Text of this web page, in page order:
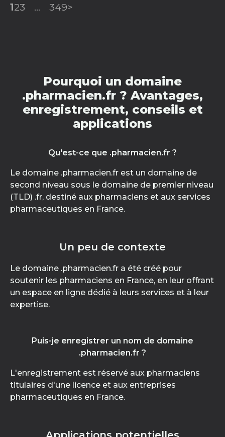
123 ... 349>
Pourquoi un domaine
.pharmacien.fr ? Avantages,
enregistrement, conseils et
applications
Qu'est-ce que .pharmacien.fr ?
Le domaine .pharmacien.fr est un domaine de
second niveau sous le domaine de premier niveau
(TLD) .fr, destiné aux pharmaciens et aux services
pharmaceutiques en France.
Un peu de contexte
Le domaine .pharmacien.fr a été créé pour
soutenir les pharmaciens en France, en leur offrant
un espace en ligne dédié à leurs services et à leur
expertise.
Puis-je enregistrer un nom de domaine
.pharmacien.fr ?
L'enregistrement est réservé aux pharmaciens
titulaires d'une licence et aux entreprises
pharmaceutiques en France.